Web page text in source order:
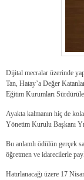
Dijital mecralar üzerinde
Tan, Hatay’a Değer
Eğitim Kurumları
Ayakta kalmanın hiç de
Yönetim Kurulu Başkanı
Bu anlamlı ödülün gerçek
öğretmen ve idarecilerle
Hatırlanacağı üzere 17